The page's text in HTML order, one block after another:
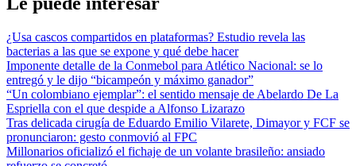
¿Usa cascos compartidos en plataformas? Estudio revela las
bacterias a las que se expone y qué debe hacer
Imponente detalle de la Conmebol para Atlético Nacional: se lo
entregó y le dijo “bicampeón y máximo ganador”
“Un colombiano ejemplar”: el sentido mensaje de Abelardo De La
Espriella con el que despide a Alfonso Lizarazo
Tras delicada cirugía de Eduardo Emilio Vilarete, Dimayor y FCF se
pronunciaron: gesto conmovió al FPC
Millonarios oficializó el fichaje de un volante brasileño: ansiado